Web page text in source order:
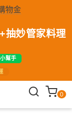
物金
抽妙管家料理
幫手
0